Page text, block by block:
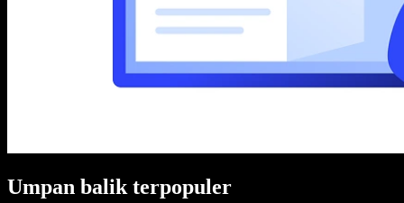
Umpan balik terpopuler